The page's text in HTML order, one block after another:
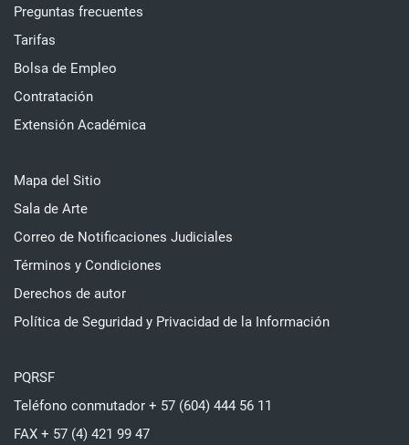
Preguntas frecuentes
Tarifas
Bolsa de Empleo
Contratación
Extensión Académica
Mapa del Sitio
Sala de Arte
Correo de Notificaciones Judiciales
Términos y Condiciones
Derechos de autor
Política de Seguridad y Privacidad de la Información
PQRSF
Teléfono conmutador + 57 (604) 444 56 11
FAX + 57 (4) 421 99 47